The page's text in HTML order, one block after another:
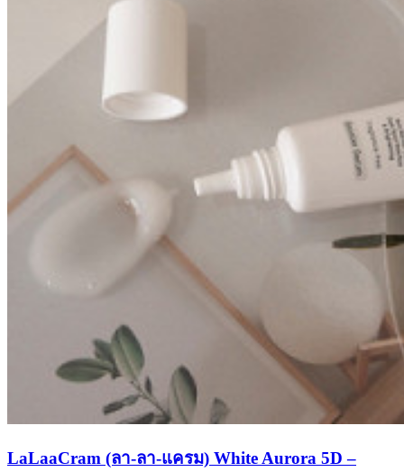
LaLaaCram (ลา-ลา-แครม) White Aurora 5D –